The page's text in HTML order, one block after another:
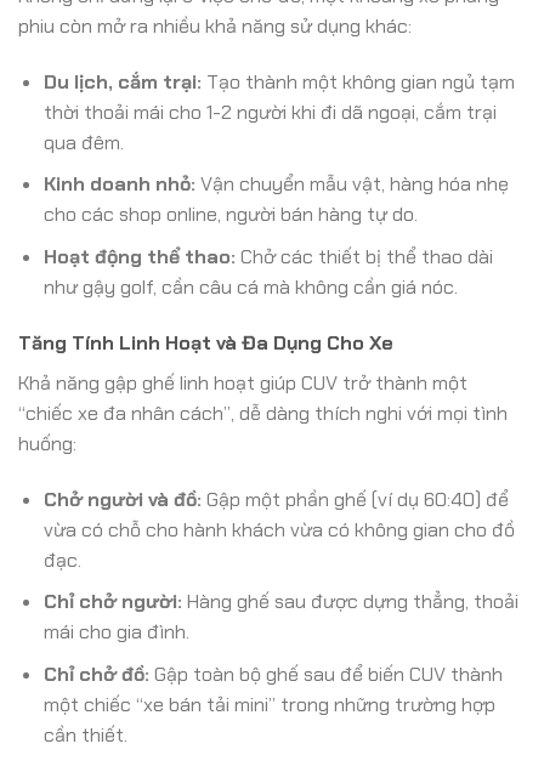
phiu còn mở ra nhiều khả năng sử dụng khác:
Du lịch, cắm trại: Tạo thành một không gian ngủ tạm
thời thoải mái cho 1-2 người khi đi dã ngoại, cắm trại
qua đêm.
Kinh doanh nhỏ: Vận chuyển mẫu vật, hàng hóa nhẹ
cho các shop online, người bán hàng tự do.
Hoạt động thể thao: Chở các thiết bị thể thao dài
như gậy golf, cần câu cá mà không cần giá nóc.
Tăng Tính Linh Hoạt và Đa Dụng Cho Xe
Khả năng gập ghế linh hoạt giúp CUV trở thành một
“chiếc xe đa nhân cách”, dễ dàng thích nghi với mọi tình
huống:
Chở người và đồ: Gập một phần ghế (ví dụ 60:40) để
vừa có chỗ cho hành khách vừa có không gian cho đồ
đạc.
Chỉ chở người: Hàng ghế sau được dựng thẳng, thoải
mái cho gia đình.
Chỉ chở đồ: Gập toàn bộ ghế sau để biến CUV thành
một chiếc “xe bán tải mini” trong những trường hợp
cần thiết.